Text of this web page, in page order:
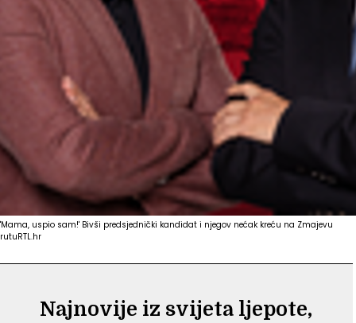
'Mama, uspio sam!' Bivši predsjednički kandidat i njegov nećak kreću na Zmajevu
rutuRTL.hr
Najnovije iz svijeta ljepote,